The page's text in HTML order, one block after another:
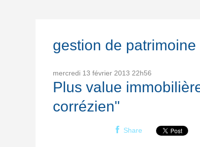
gestion de patrimoine
mercredi 13 février 2013 22h56
Plus value
corrézien"
Share